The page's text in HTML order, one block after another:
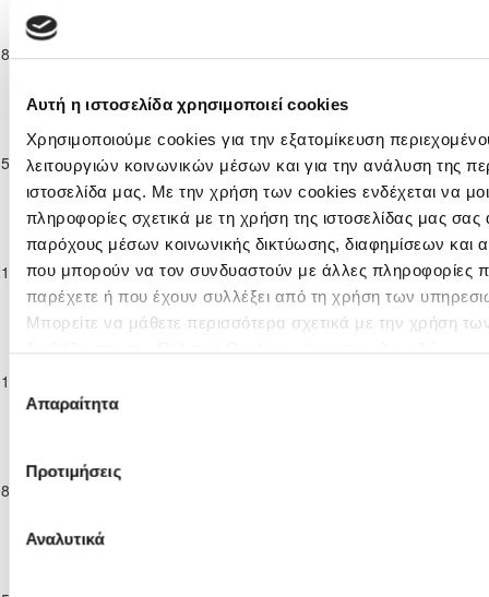
Αυτή η ιστοσελίδα χρησιμοποιεί cookies
Χρησιμοποιούμε cookies για την εξατομίκευση
λειτουργιών κοινωνικών μέσων και για την ανάλυση της
ιστοσελίδα μας. Με την χρήση των cookies ενδέχεται να
πληροφορίες σχετικά με τη χρήση της ιστοσελίδας μας
παρόχους μέσων κοινωνικής δικτύωσης, διαφημίσεων και
που μπορούν να τον συνδυαστούν με άλλες πληροφορίες
παρέχετε ή που έχουν συλλέξει από τη χρήση των
Μπορείτε να μάθετε περισσότερα σχετικά με την χρήση
συγκατάθεσης
Απαραίτητα
Προτιμήσεις
Αναλυτικά
02-2026
Νέων Κ-19 Γ΄
2025/26
ΑΣΠΙΣ ΠΥΛΑΣ 0 4ΛΑΚΑΤΑΜΙΑΣ
90'
02-2026
Πρωτάθλημα
Νέων Κ-19 Γ΄
Κατηγορίας
2025/26
ΑΠΟΝΑ
ΑΝΑΓΥΙΑΣ 1 1 ΑΣΠΙΣ ΠΥΛΑΣ 90'
02-2026
Παγκύπριο
Πρωτάθλημα
Νέων Κ-19 Γ΄
Κατηγορίας
2025/26
ΑΣΠΙΣ ΠΥΛΑΣ 1 2ΑΣΙΛ ΛΥΣΗΣ 90'
03-2026
Παγκύπριο
Κατηγορίας
03-2026
Πρωτάθλημα
2025/26